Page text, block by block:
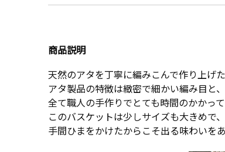
商品説明
天然のアタを丁寧に編みこんで作り上げ
アタ製品の特徴は緻密で細かい編み目と
全て職人の手作りでとても時間のかかって
このバスケットは少しサイズも大きめで
手間ひまをかけたからこそ出る味わいを